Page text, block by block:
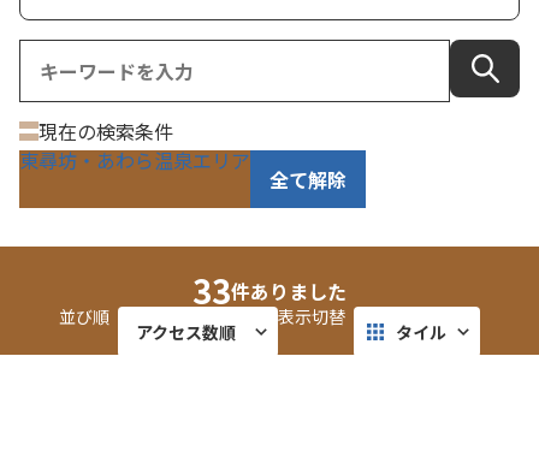
現在の検索条件
東尋坊・あわら温泉エリア
全て解除
33件ありました
並び順
アクセス数順
表示切替
タイル